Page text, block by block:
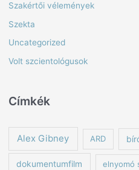
Szakértői vélemények
Szekta
Uncategorized
Volt szcientológusok
Címkék
Alex Gibney ARD
dokumentumfilm elnyomó